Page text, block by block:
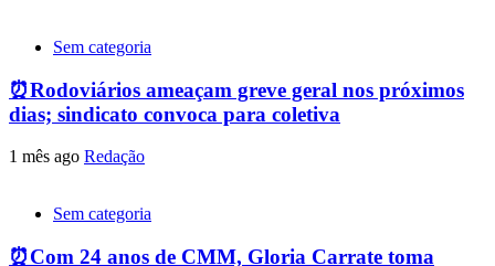
Sem categoria
⏰Rodoviários ameaçam greve geral nos próximos
dias; sindicato convoca para coletiva
1 mês ago Redação
Sem categoria
⏰Com 24 anos de CMM, Gloria Carrate toma